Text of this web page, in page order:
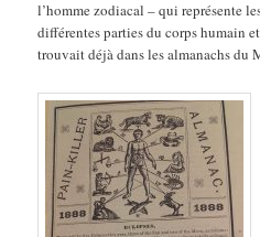
l’homme zodiacal – qui représente
différentes parties du corps humain
trouvait déjà dans les almanachs du